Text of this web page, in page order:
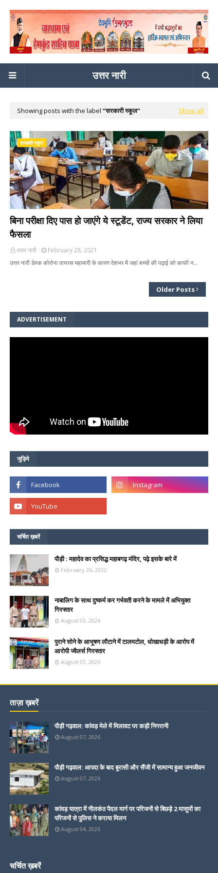
उत्तर नारी
Showing posts with the label सरकारी स्कूल Show all
सरकारी स्कूल
बिना परीक्षा दिए पास हो जाएंगे ये स्टूडेंट, राज्य सरकार ने लिया
फैसला
उत्तर नारी
February 28, 2021
उत्तर नारी डेस्क कोरोना वायरस महामारी के कारण देशभर में जहां बच्चों की पढ़ाई को काफी न…
Older Posts
ADVERTISEMENT
जुड़िये
चर्चित ख़बरें
पौड़ी : महादेव का प्रसिद्ध महाबगढ़ मंदिर, पढ़े इसके बारे में
February 26, 2022
नाबालिग के साथ दुष्कर्म कर गर्भवती करने के मामले में अभियुक्त
गिरफ्तार
August 03, 2026
पुराने सोने के आभूषण लौटाने में टालमटोल, धोखाधड़ी के आरोप में
आरोपी ज्वैलर्स गिरफ्तार
August 03, 2026
ताज़ा ख़बरें
पौड़ी गढ़वाल: कांवड़ मेले में मिलावट पर कड़ी निगरानी
August 07, 2026
पौड़ी गढ़वाल: आपदा के बाद बुरासी और सैंजी में सामान्य हुआ जनजीवन
August 07, 2026
कांवड़ यात्रा में नीलकंठ पैदल मार्ग पर परिजनों से बिछड़े 2 मासूमों का
परिजनों से पुलिस ने कराया मिलन
August 04, 2026
चर्चित ख़बरें